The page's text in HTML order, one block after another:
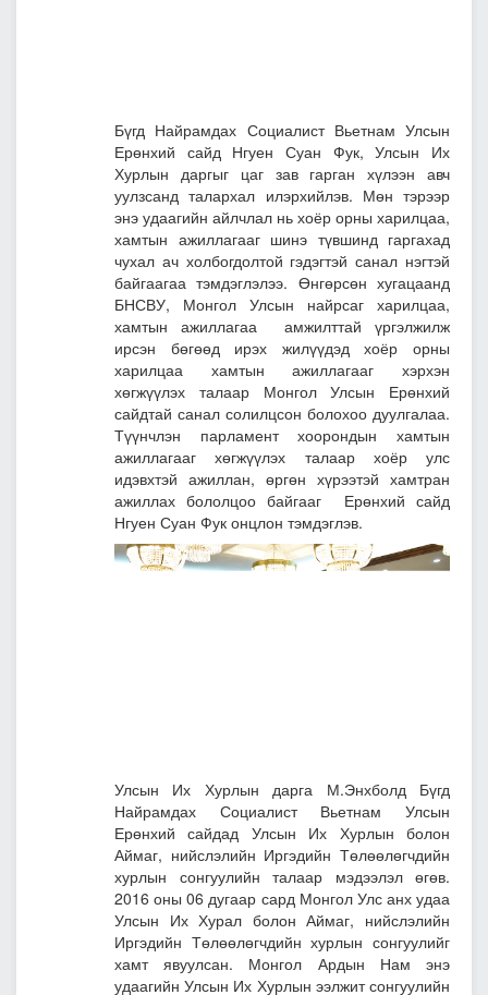
Бүгд Найрамдах Социалист Вьетнам Улсын
Ерөнхий сайд Нгуен Суан Фук, Улсын Их
Хурлын даргыг цаг зав гарган хүлээн авч
уулзсанд талархал илэрхийлэв. Мөн тэрээр
энэ удаагийн айлчлал нь хоёр орны харилцаа,
хамтын ажиллагааг шинэ түвшинд гаргахад
чухал ач холбогдолтой гэдэгтэй санал нэгтэй
байгаагаа тэмдэглэлээ. Өнгөрсөн хугацаанд
БНСВУ, Монгол Улсын найрсаг харилцаа,
хамтын ажиллагаа амжилттай үргэлжилж
ирсэн бөгөөд ирэх жилүүдэд хоёр орны
харилцаа хамтын ажиллагааг хэрхэн
хөгжүүлэх талаар Монгол Улсын Ерөнхий
сайдтай санал солилцсон болохоо дуулгалаа.
Түүнчлэн парламент хоорондын хамтын
ажиллагааг хөгжүүлэх талаар хоёр улс
идэвхтэй ажиллан, өргөн хүрээтэй хамтран
ажиллах бололцоо байгааг Ерөнхий сайд
Нгуен Суан Фук онцлон тэмдэглэв.
Улсын Их Хурлын дарга М.Энхболд Бүгд
Найрамдах Социалист Вьетнам Улсын
Ерөнхий сайдад Улсын Их Хурлын болон
Аймаг, нийслэлийн Иргэдийн Төлөөлөгчдийн
хурлын сонгуулийн талаар мэдээлэл өгөв.
2016 оны 06 дугаар сард Монгол Улс анх удаа
Улсын Их Хурал болон Аймаг, нийслэлийн
Иргэдийн Төлөөлөгчдийн хурлын сонгуулийг
хамт явуулсан. Монгол Ардын Нам энэ
удаагийн Улсын Их Хурлын ээлжит сонгуулийн